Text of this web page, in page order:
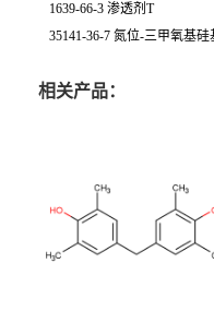
1639-66-3 渗透剂T
35141-36-7 氮位-三甲氧基
相关产品：